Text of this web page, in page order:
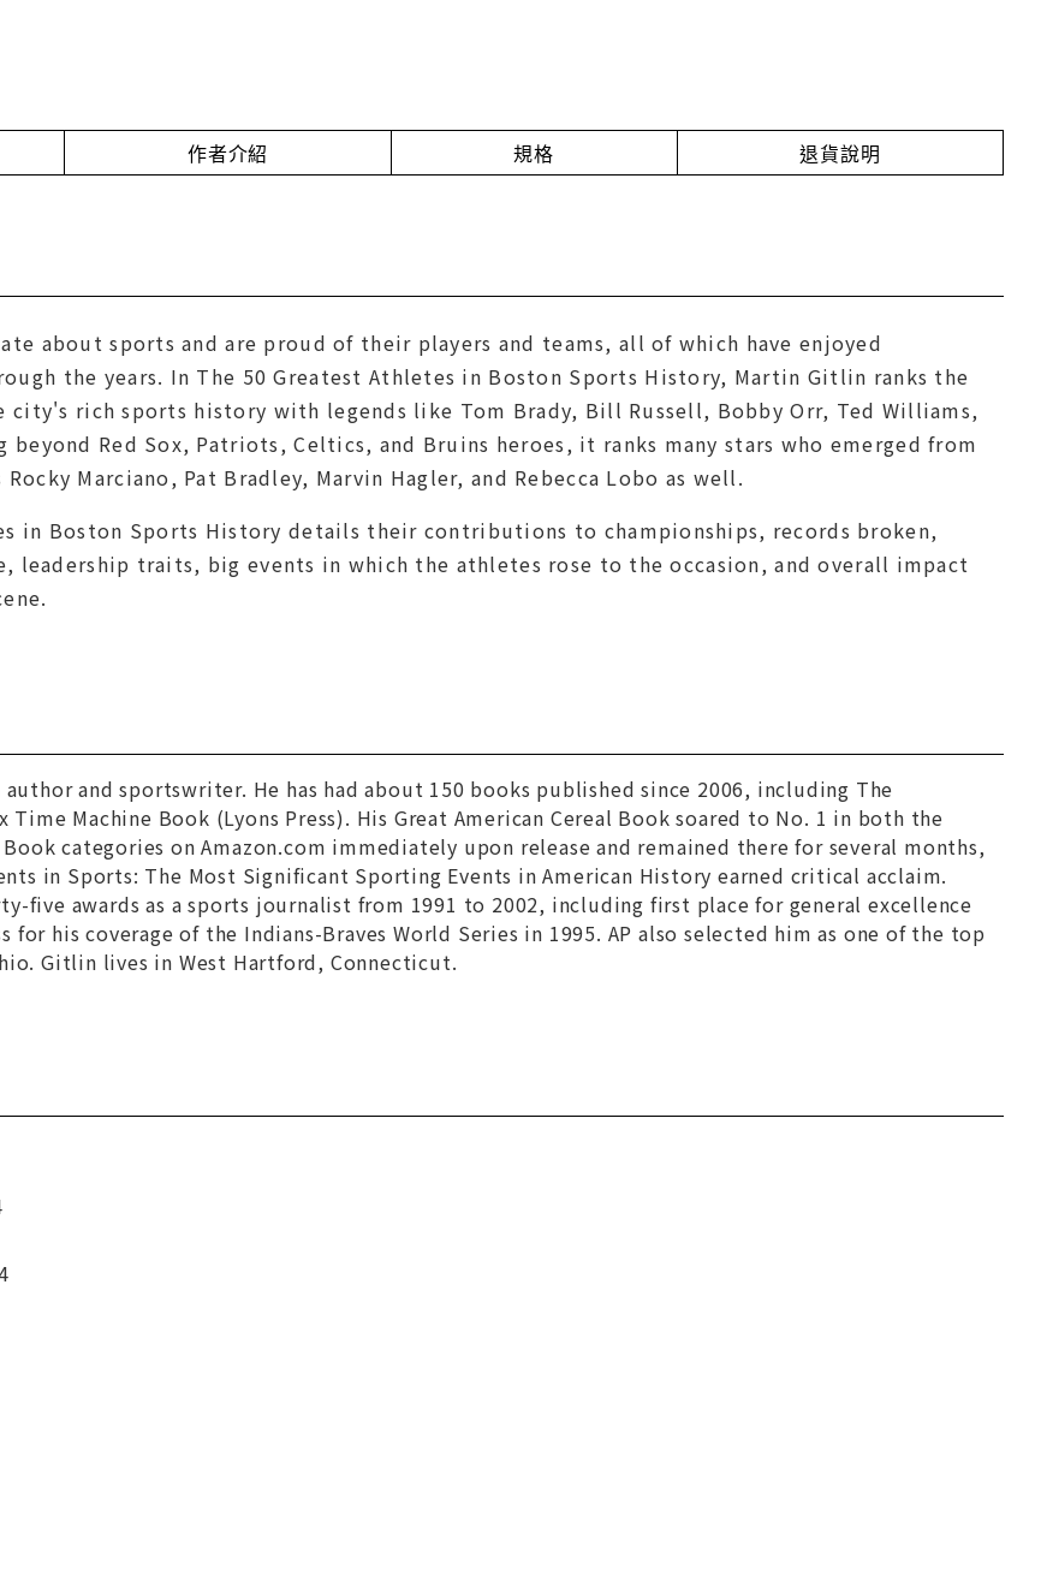
作者介紹 規格 退貨說明
about sports and are proud of their players and teams, all of which have enjoyed
the years. In The 50 Greatest Athletes in Boston Sports History, Martin Gitlin ranks the
city's rich sports history with legends like Tom Brady, Bill Russell, Bobby Orr, Ted Williams,
beyond Red Sox, Patriots, Celtics, and Bruins heroes, it ranks many stars who emerged from
Marciano, Pat Bradley, Marvin Hagler, and Rebecca Lobo as well.
in Boston Sports History details their contributions to championships, records broken,
leadership traits, big events in which the athletes rose to the occasion, and overall impact
author and sportswriter. He has had about 150 books published since 2006, including The
Time Machine Book (Lyons Press). His Great American Cereal Book soared to No. 1 in both the
Book categories on Amazon.com immediately upon release and remained there for several months,
in Sports: The Most Significant Sporting Events in American Historyearned critical acclaim.
five awards as a sports journalist from 1991 to 2002, including first place for general excellence
for his coverage of the Indians-Braves World Series in 1995. AP also selected him as one of the top
Gitlin lives in West Hartford, Connecticut.